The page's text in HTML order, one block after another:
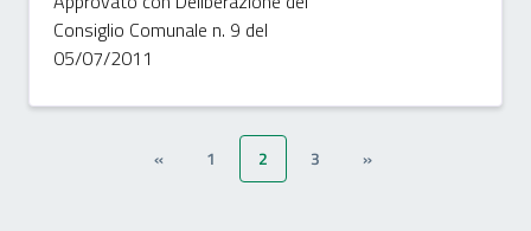
Consiglio Comunale n. 9 del
05/07/2011
« 1 2 3 »